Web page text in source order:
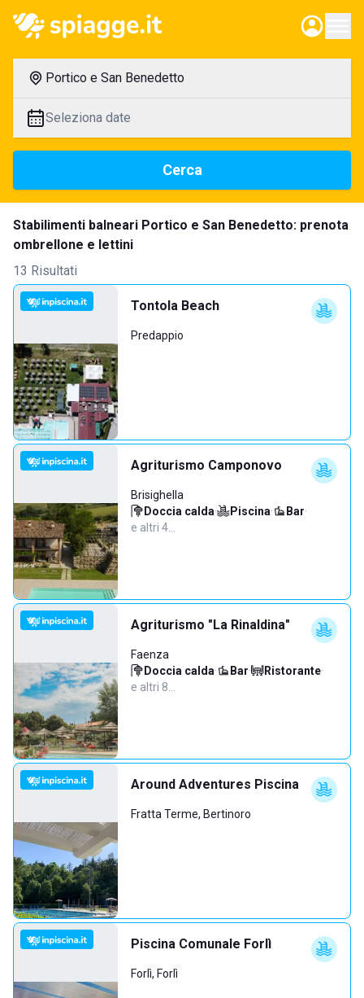
Portico e San Benedetto
Seleziona date
Cerca
Stabilimenti balneari Portico e San Benedetto: prenota
ombrellone e lettini
13 Risultati
Tontola Beach
Predappio
Agriturismo Camponovo
Brisighella
Doccia calda· Piscina· Bar·
e altri 4…
Agriturismo "La Rinaldina"
Faenza
Doccia calda· Bar· Ristorante·
e altri 8…
Around Adventures Piscina
Fratta Terme, Bertinoro
Piscina Comunale Forlì
Forlì, Forlì